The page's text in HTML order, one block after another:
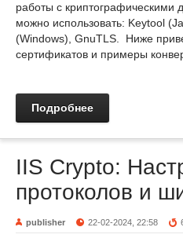
работы с криптографическими
можно использовать: Keytool
(Windows), GnuTLS. Ниже
сертификатов и примеры
Подробнее
IIS Crypto:
протоколов и
publisher 22-02-2024, 22:58